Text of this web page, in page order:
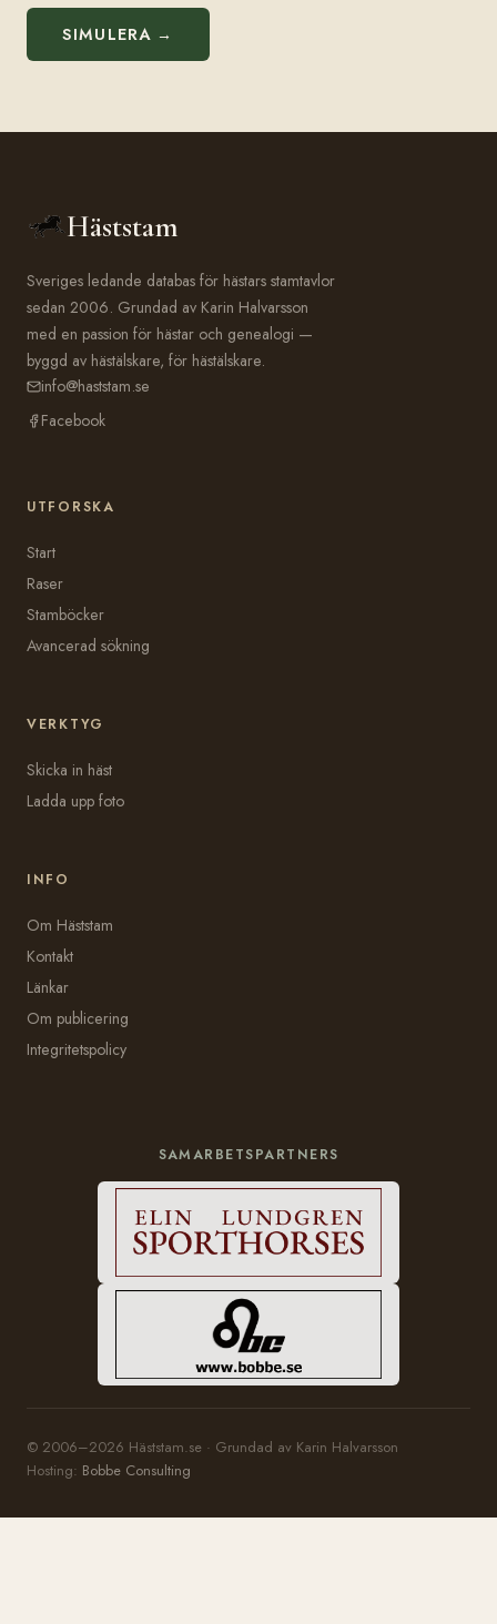
SIMULERA →
Häststam
Sveriges ledande databas för hästars stamtavlor
sedan 2006. Grundad av Karin Halvarsson
med en passion för hästar och genealogi —
byggd av hästälskare, för hästälskare.
info@haststam.se
Facebook
UTFORSKA
Start
Raser
Stamböcker
Avancerad sökning
VERKTYG
Skicka in häst
Ladda upp foto
INFO
Om Häststam
Kontakt
Länkar
Om publicering
Integritetspolicy
SAMARBETSPARTNERS
© 2006–2026 Häststam.se · Grundad av Karin Halvarsson
Hosting: Bobbe Consulting